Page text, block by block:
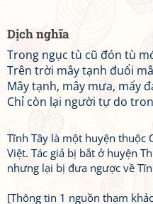
Dịch nghĩa
Trong ngục tù cũ đón tù
Trên trời mây tạnh đuổi
Mây tạnh, mây mưa, mấy
Chỉ còn lại người tự do
Tĩnh Tây là một huyện thuộc
Việt. Tác giả bị bắt ở huyện
nhưng lại bị đưa ngược về
[Thông tin 1 nguồn tham